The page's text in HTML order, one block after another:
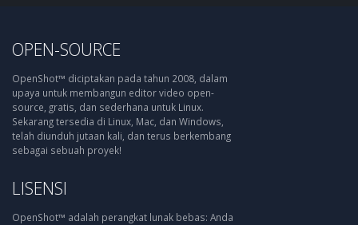
OPEN-SOURCE
OpenShot™ diciptakan pada tahun 2008, dalam
upaya untuk membangun editor video open-
source, gratis, dan sederhana untuk Linux.
Sekarang tersedia di Linux, Mac, dan Windows,
telah diunduh jutaan kali, dan terus berkembang
sebagai sebuah proyek!
LISENSI
OpenShot™ adalah perangkat lunak bebas: Anda